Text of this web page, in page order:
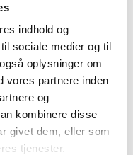
indhold og
sociale medier og til
oplysninger om
vores partnere inden
og
kombinere disse
givet dem, eller som
tjenester.